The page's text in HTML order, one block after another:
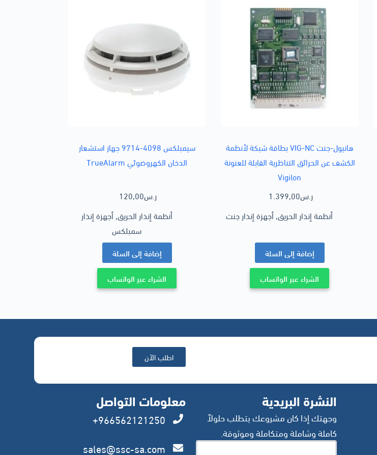
هانيول-جنت VIG-NC بطاقة شبكة لأنظمة
الكشف عن الحرائق التناظرية القابلة للعنونة
Vigilon
1.399,00ر.س
أنظمة إنذار الحريق,أجهزة إنذار جنت
إضافة إلى السلة
الشراء عبر الواتساب
سيمبلكس 4098-9714 جهاز استشعار
الدخان الكهروضوئي TrueAlarm
120,00ر.س
أنظمة إنذار الحريق,أجهزة إنذار
سمبلكس
إضافة إلى السلة
الشراء عبر الواتساب
اطلب الآن
النشرة البريدية
وجهتك إذا كان مشروعك يتطلب حلولاً
كاملة وشاملة ومتكاملة وموثوقة.
معلومات التواصل
966562121250+
sales@ssc-sa.com